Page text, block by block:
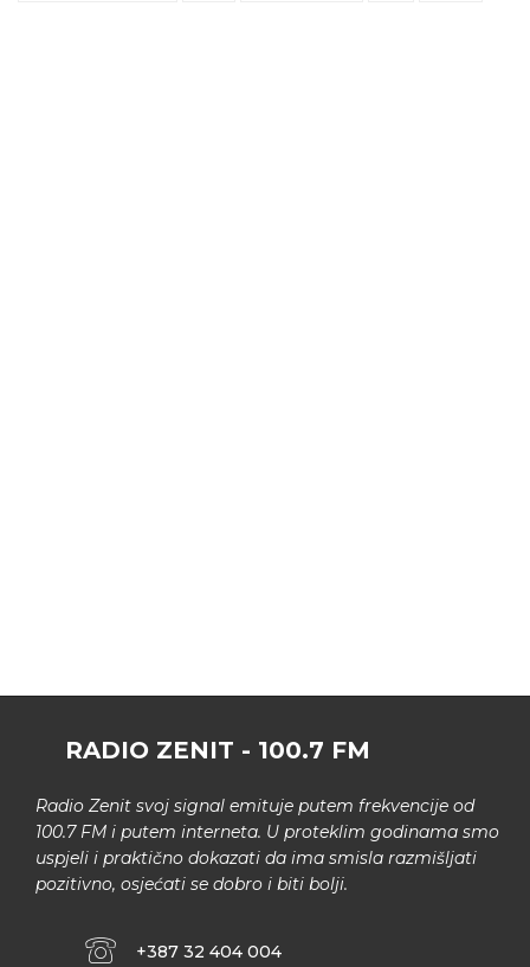
RADIO ZENIT - 100.7 FM
Radio Zenit svoj signal emituje putem frekvencije od
100.7 FM i putem interneta. U proteklim godinama smo
uspjeli i praktično dokazati da ima smisla razmišljati
pozitivno, osjećati se dobro i biti bolji.
+387 32 404 004